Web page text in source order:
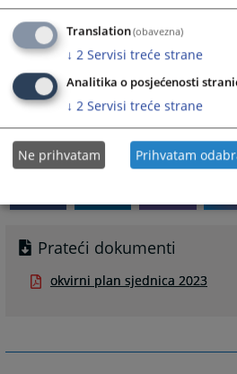
Okvirni plan održavanja
za 2023. godinu
Okvirni plan održavanja sjednica
godinu
423
Prateći dokumenti
okvirni plan sjednica 2023
Translation(obavezna)
↓ 2 Servisi treće strane
Analitika o posjećenosti
↓ 2 Servisi treće strane
Ne prihvatam Prihvatam